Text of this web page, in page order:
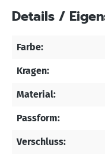
Details /
Farbe:
Kragen:
Material:
Passform:
Verschluss: